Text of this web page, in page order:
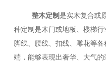
整木定制是实木复合或
种定制是木门或地板、楼梯
脚线、腰线、扣线、雕花等
端，能够表现出奢华、大气